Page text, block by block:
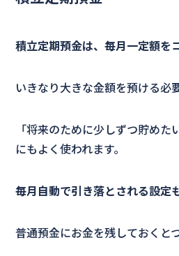
積立定期預金は、毎月一定額を
いきなり大きな金額を預ける必
「将来のために少しずつ貯め
にもよく使われます。
毎月自動で引き落とされる設定
普通預金にお金を残しておくと